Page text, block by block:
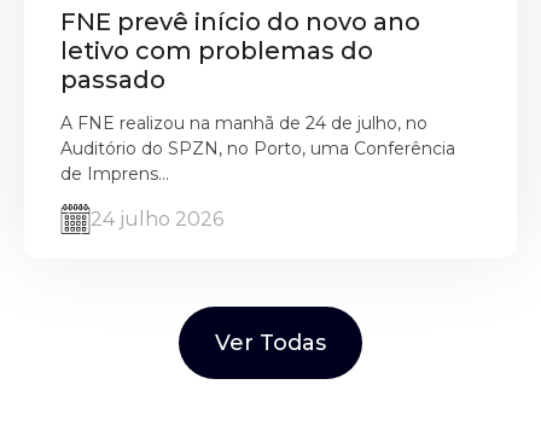
FNE prevê início do novo ano
letivo com problemas do
passado
A FNE realizou na manhã de 24 de julho, no
Auditório do SPZN, no Porto, uma Conferência
de Imprens...
24 julho 2026
Ver Todas